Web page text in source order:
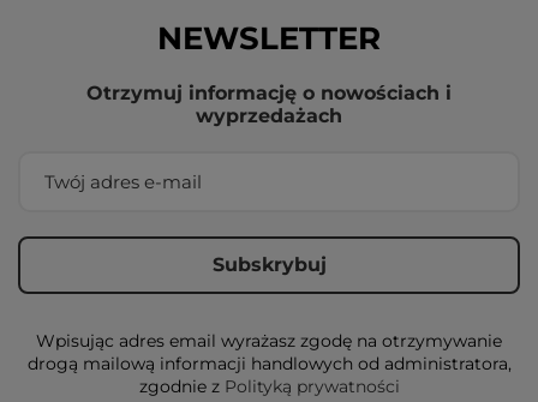
NEWSLETTER
Otrzymuj informację o nowościach i
wyprzedażach
Wpisując adres email wyrażasz zgodę na otrzymywanie
drogą mailową informacji handlowych od administratora,
zgodnie z Polityką prywatności